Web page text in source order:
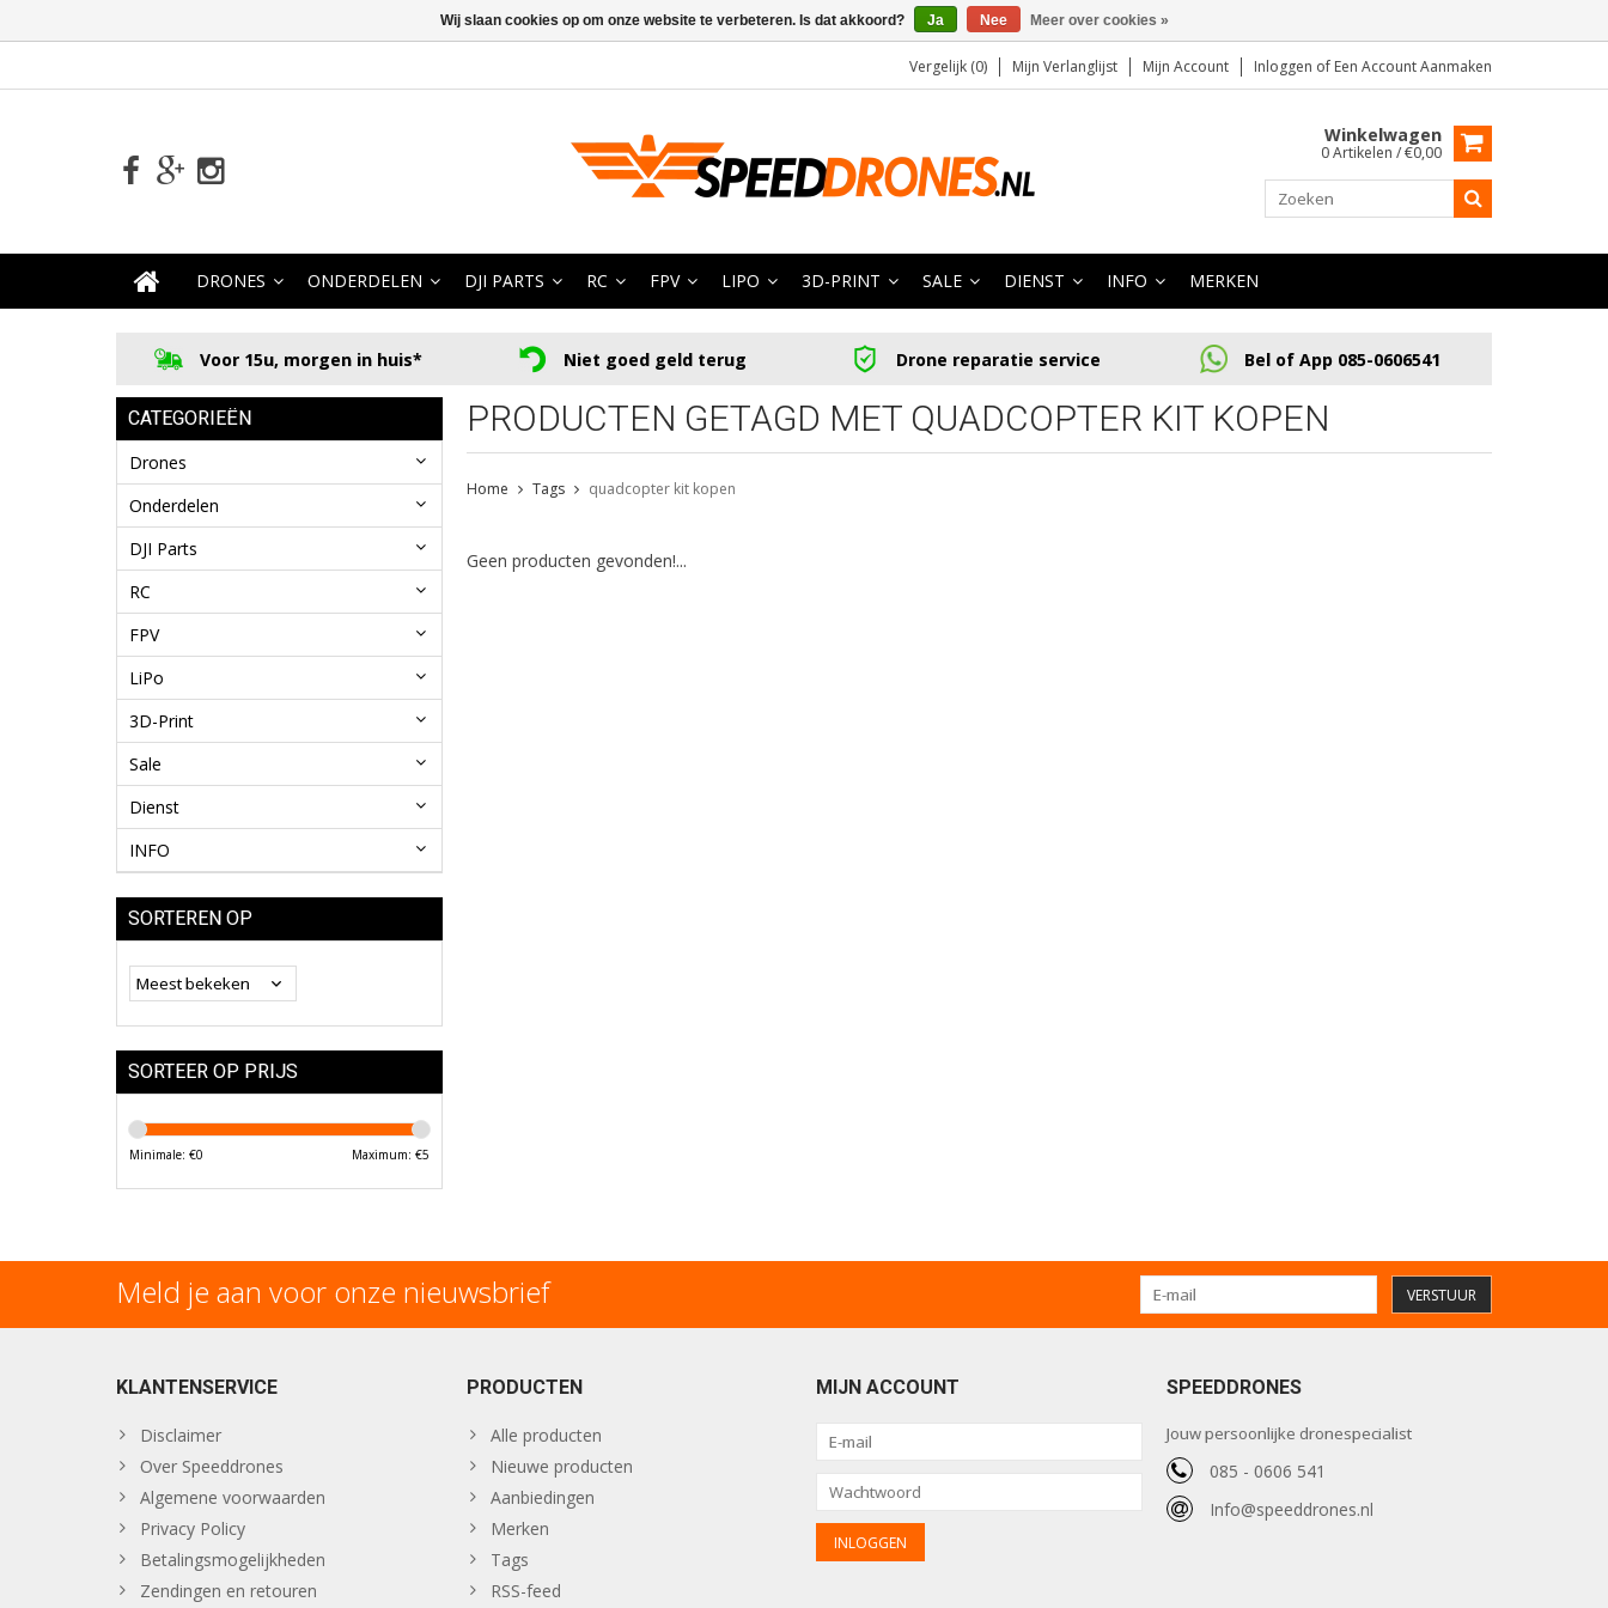
Vergelijk (0) Mijn Verlanglijst Mijn Account Inloggen of Een Account Aanmaken
Winkelwagen
0 Artikelen / €0,00
DRONES ONDERDELEN DJI PARTS RC FPV LIPO 3D-PRINT SALE DIENST INFO MERKEN
Voor 15u, morgen in huis* Niet goed geld terug Drone reparatie service Bel of App 085-0606541
CATEGORIEËN
Drones
Onderdelen
DJI Parts
RC
FPV
LiPo
3D-Print
Sale
Dienst
INFO
SORTEREN OP
SORTEER OP PRIJS
Minimale: €0 Maximum: €5
PRODUCTEN GETAGD MET QUADCOPTER KIT KOPEN
Home Tags quadcopter kit kopen
Geen producten gevonden!...
Meld je aan voor onze nieuwsbrief VERSTUUR
KLANTENSERVICE
Disclaimer
Over Speeddrones
Algemene voorwaarden
Privacy Policy
Betalingsmogelijkheden
Zendingen en retouren
PRODUCTEN
Alle producten
Nieuwe producten
Aanbiedingen
Merken
Tags
RSS-feed
MIJN ACCOUNT SPEEDDRONES
Jouw persoonlijke dronespecialist
085 - 0606 541
Info@speeddrones.nl
Wij slaan cookies op om onze website te verbeteren. Is dat akkoord? Ja Nee Meer over cookies »